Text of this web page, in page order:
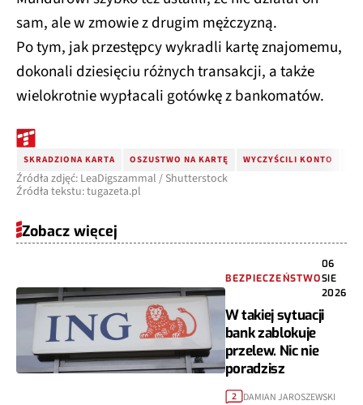
sam, ale w zmowie z drugim mężczyzną.
Po tym, jak przestępcy wykradli kartę znajomemu,
dokonali dziesięciu różnych transakcji, a także
wielokrotnie wypłacali gotówkę z bankomatów.
SKRADZIONA KARTA OSZUSTWO NA KARTĘ WYCZYŚCILI KONTO
Źródła zdjęć: LeaDigszammal / Shutterstock
Źródła tekstu: tugazeta.pl
Zobacz więcej
BEZPIECZEŃSTWO
06
SIE
2026
W takiej sytuacji
bank zablokuje
przelew. Nic nie
poradzisz
2 DAMIAN JAROSZEWSKI